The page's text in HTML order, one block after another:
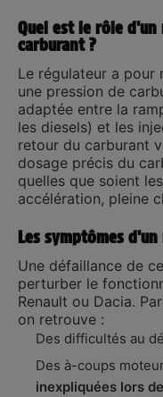
Quel est le rôle
carburant ?
Le régulateur a pour
une pression de
adaptée entre la
les diesels) et les
retour du carburant
dosage précis du
quelles que soient
accélération, pleine
Les symptômes
Une défaillance de
perturber le
Renault ou Dacia.
on retrouve :
Des difficultés au
Des à-coups
inexpliquées lors